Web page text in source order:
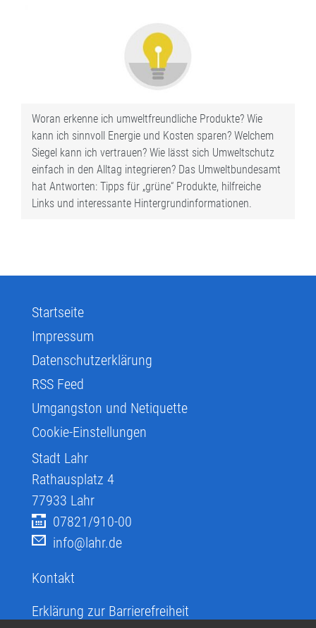
Woran erkenne ich umweltfreundliche Produkte? Wie
kann ich sinnvoll Energie und Kosten sparen? Welchem
Siegel kann ich vertrauen? Wie lässt sich Umweltschutz
einfach in den Alltag integrieren? Das Umweltbundesamt
hat Antworten: Tipps für „grüne“ Produkte, hilfreiche
Links und interessante Hintergrundinformationen.
Startseite
Impressum
Datenschutzerklärung
RSS Feed
Umgangston und Netiquette
Cookie-Einstellungen
Stadt Lahr
Rathausplatz 4
77933 Lahr
07821/910-00
info@lahr.de
Kontakt
Erklärung zur Barrierefreiheit